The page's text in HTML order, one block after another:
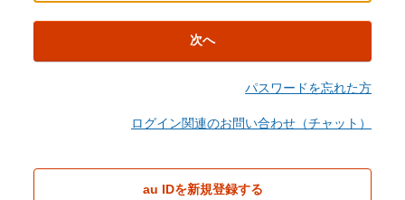
次へ
パスワードを忘れた方
ログイン関連のお問い合わせ（チャット）
au IDを新規登録する